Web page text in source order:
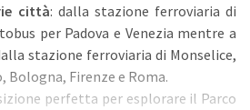
città: dalla stazione ferroviaria di
per Padova e Venezia mentre a
stazione ferroviaria di Monselice,
Bologna, Firenze e Roma.
perfetta per esplorare il Parco